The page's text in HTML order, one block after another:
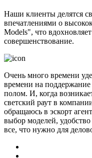
Наши клиенты делятся
впечатлениями о
Models", что
совершенствование.
Очень много времени
времени на
полом. И, когда
светский раут в
обращаюсь в эскорт
выбор моделей,
все, что нужно для